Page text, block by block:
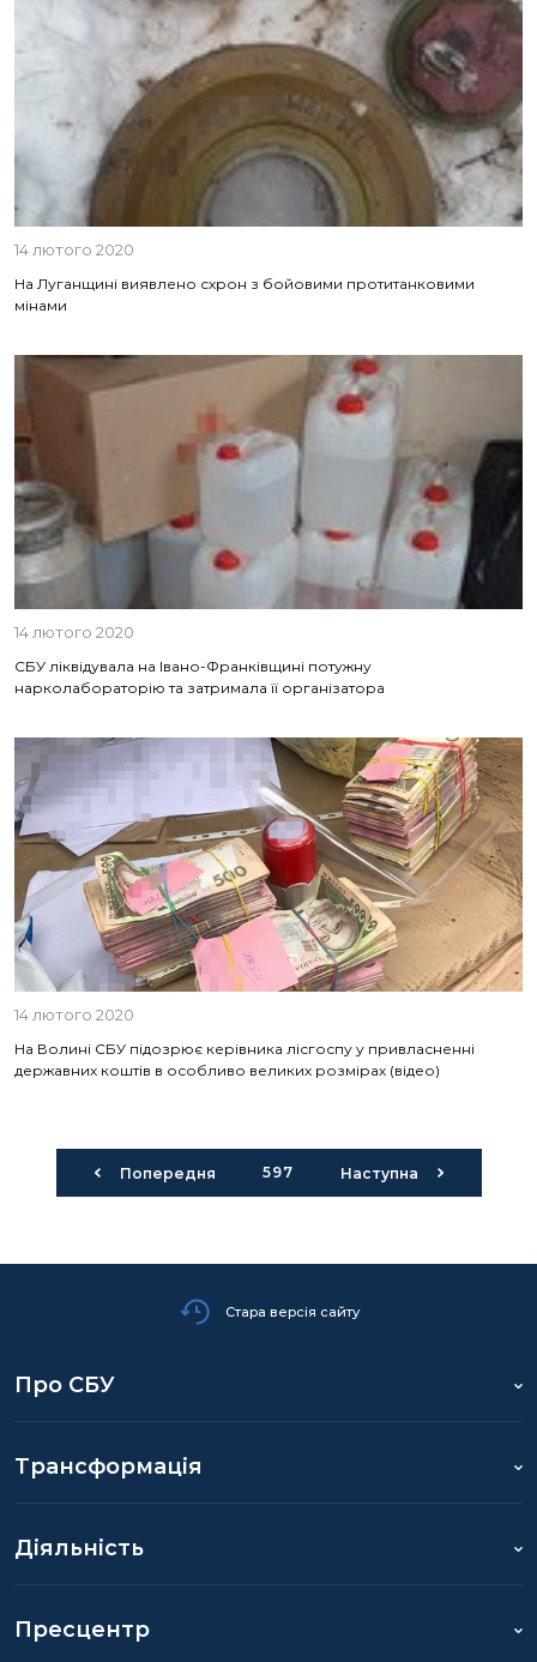
14 лютого 2020
На Луганщині виявлено схрон з бойовими протитанковими
мінами
14 лютого 2020
СБУ ліквідувала на Івано-Франківщині потужну
нарколабораторію та затримала її організатора
14 лютого 2020
На Волині СБУ підозрює керівника лісгоспу у привласненні
державних коштів в особливо великих розмірах (відео)
Попередня 597 Наступна
Стара версія сайту
Про СБУ
Трансформація
Діяльність
Пресцентр